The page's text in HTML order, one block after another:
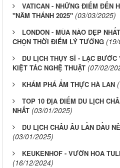
VATICAN - NHỮNG ĐIỂM ĐẾN
"NĂM THÁNH 2025" (03/03/2025)
LONDON - MÙA NÀO ĐẸP
CHỌN THỜI ĐIỂM LÝ TƯỞNG
DU LỊCH THỤY SĨ - LẠC
KIỆT TÁC NGHỆ THUẬT (07/02/
KHÁM PHÁ ẨM THỰC HÀ LAN
TOP 10 ĐỊA ĐIỂM DU LỊCH
NHẤT (03/01/2025)
DU LỊCH CHÂU ÂU LẦN ĐẦU
(03/01/2025)
KEUKENHOF - VƯỜN HOA
(16/12/2024)